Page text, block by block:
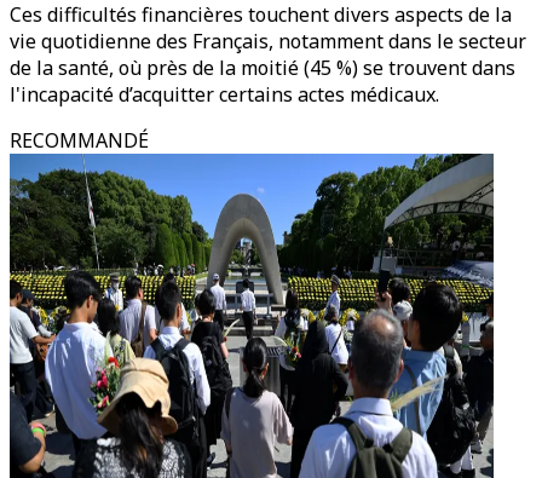
Ces difficultés financières touchent divers aspects de la
vie quotidienne des Français, notamment dans le secteur
de la santé, où près de la moitié (45 %) se trouvent dans
l'incapacité d’acquitter certains actes médicaux.
RECOMMANDÉ